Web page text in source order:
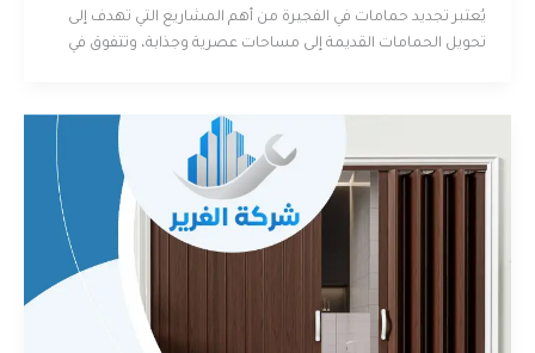
يُعتبر تجديد حمامات في الفجيرة من أهم المشاريع التي تهدف إلى
تحويل الحمامات القديمة إلى مساحات عصرية وجذابة، وتتفوق في